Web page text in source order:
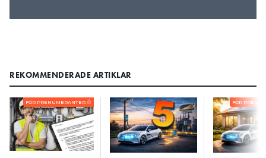
REKOMMENDERADE ARTIKLAR
FÖR PRENUMERANTER FÖR